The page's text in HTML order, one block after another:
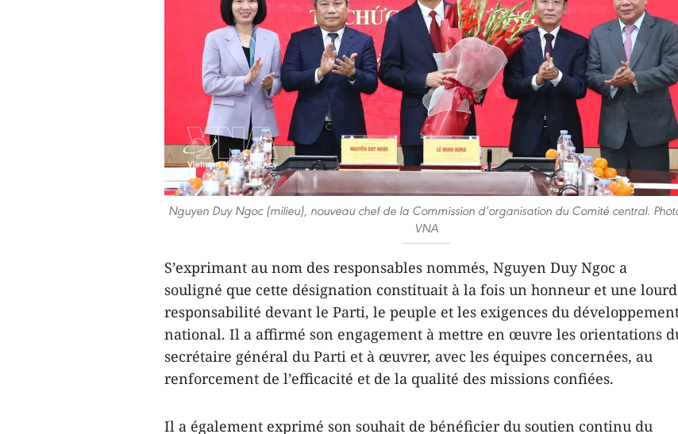
Nguyen Duy Ngoc (milieu), nouveau chef de la Commission d’organisation du Comité central.
VNA
S’exprimant au nom des responsables nommés, Nguyen Duy Ngoc a
souligné que cette désignation constituait à la fois un honneur et une
responsabilité devant le Parti, le peuple et les exigences du
national. Il a affirmé son engagement à mettre en œuvre les orientations
secrétaire général du Parti et à œuvrer, avec les équipes concernées, au
renforcement de l’efficacité et de la qualité des missions confiées.
Il a également exprimé son souhait de bénéficier du soutien continu du